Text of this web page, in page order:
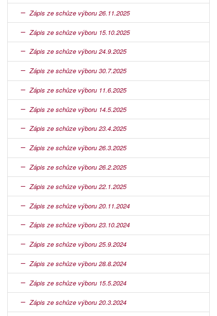
Zápis ze schůze výboru 26.11.2025
Zápis ze schůze výboru 15.10.2025
Zápis ze schůze výboru 24.9.2025
Zápis ze schůze výboru 30.7.2025
Zápis ze schůze výboru 11.6.2025
Zápis ze schůze výboru 14.5.2025
Zápis ze schůze výboru 23.4.2025
Zápis ze schůze výboru 26.3.2025
Zápis ze schůze výboru 26.2.2025
Zápis ze schůze výboru 22.1.2025
Zápis ze schůze výboru 20.11.2024
Zápis ze schůze výboru 23.10.2024
Zápis ze schůze výboru 25.9.2024
Zápis ze schůze výboru 28.8.2024
Zápis ze schůze výboru 15.5.2024
Zápis ze schůze výboru 20.3.2024